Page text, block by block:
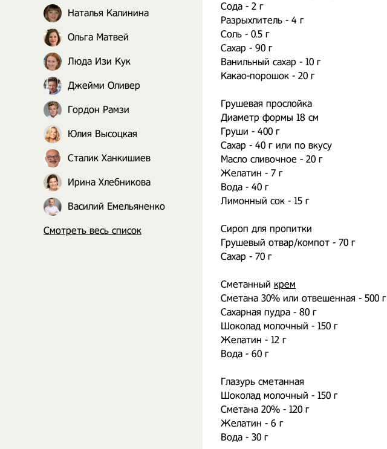
Сода - 2 г
Разрыхлитель - 4 г
Соль - 0.5 г
Сахар - 90 г
Ванильный сахар - 10 г
Какао-порошок - 20 г
Грушевая прослойка
Диаметр формы 18 см
Груши - 400 г
Сахар - 40 г или по вкусу
Масло сливочное - 20 г
Желатин - 7 г
Вода - 40 г
Лимонный сок - 15 г
Сироп для пропитки
Грушевый отвар/компот - 70 г
Сахар - 70 г
Сметанный крем
Сметана 30% или отвешенная - 500 г
Сахарная пудра - 80 г
Шоколад молочный - 150 г
Желатин - 12 г
Вода - 60 г
Глазурь сметанная
Шоколад молочный - 150 г
Сметана 20% - 120 г
Желатин - 6 г
Вода - 30 г
Наталья Калинина
Ольга Матвей
Люда Изи Кук
Джейми Оливер
Гордон Рамзи
Юлия Высоцкая
Сталик Ханкишиев
Ирина Хлебникова
Василий Емельяненко
Смотреть весь список